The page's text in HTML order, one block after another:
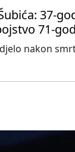
37-
71-
nakon